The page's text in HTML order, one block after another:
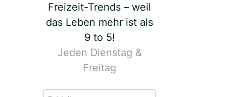
Freizeit-Trends – weil
das Leben mehr ist als
9 to 5!
Jeden Dienstag &
Freitag